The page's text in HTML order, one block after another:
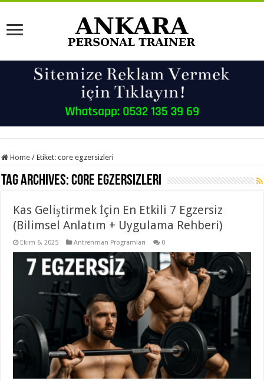
Home / Etiket:core egzersizleri
Tag Archives:core egzersizleri
Kas Geliştirmek İçin En Etkili 7 Egzersiz
(Bilimsel Anlatım + Uygulama Rehberi)
Ekim 6, 2025 Antrenman Programları 0